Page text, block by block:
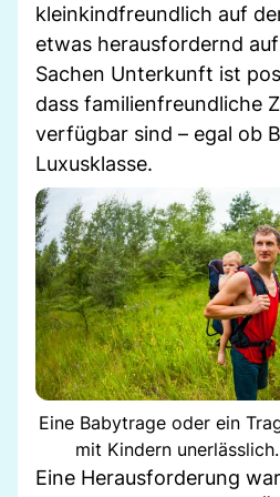
kleinkindfreundlich auf
etwas herausfordernd
Sachen Unterkunft ist
dass familienfreundliche
verfügbar sind – egal ob
Luxusklasse.
Eine Babytrage oder ein
mit Kindern
Eine Herausforderung